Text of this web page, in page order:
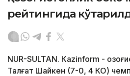
рейтингида
NUR-SULTAN. Кazinform -
Талғат Шайкен (7-0, 4 КО)